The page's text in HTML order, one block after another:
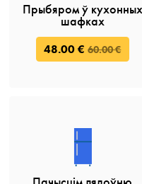
Прыбяром ў кухонных
шафках
48.00 € 60.00 €